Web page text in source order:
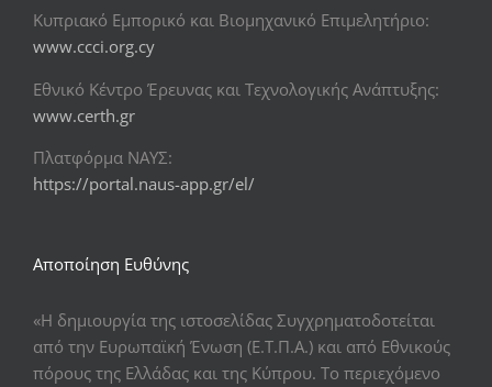
Κυπριακό Εμπορικό και Βιομηχανικό Επιμελητήριο:
www.ccci.org.cy
Εθνικό Κέντρο Έρευνας και Τεχνολογικής Ανάπτυξης:
www.certh.gr
Πλατφόρμα ΝΑΥΣ:
https://portal.naus-app.gr/el/
Αποποίηση Ευθύνης
«Η δημιουργία της ιστοσελίδας Συγχρηματοδοτείται
από την Ευρωπαϊκή Ένωση (Ε.Τ.Π.Α.) και από Εθνικούς
πόρους της Ελλάδας και της Κύπρου. Το περιεχόμενο